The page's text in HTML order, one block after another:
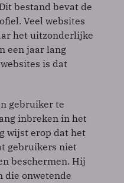
bestand bevat de
Veel websites
het uitzonderlijke
een jaar lang
is dat
gebruiker te
inbreken in het
wijst erop dat het
gebruikers niet
beschermen. Hij
die onwetende